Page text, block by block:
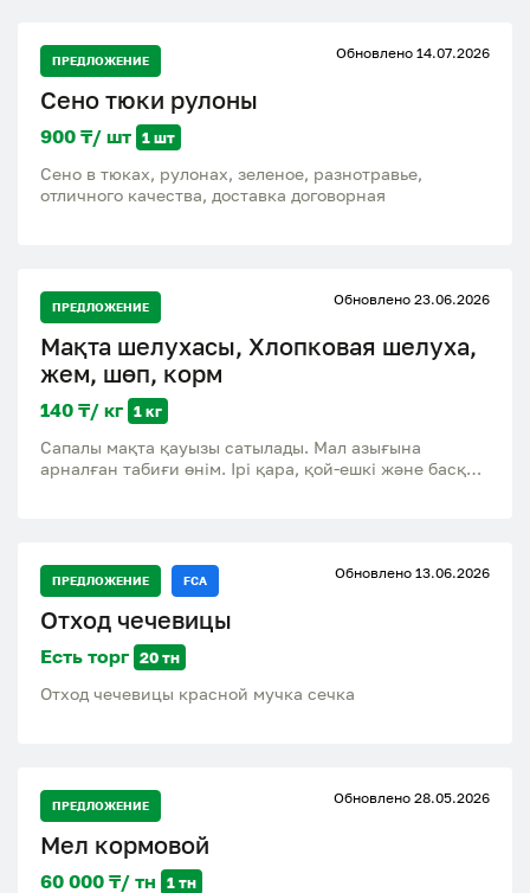
ПРЕДЛОЖЕНИЕ Обновлено 14.07.2026
Сено тюки рулоны
900 ₸/ шт 1 шт
Сено в тюках, рулонах, зеленое, разнотравье,
отличного качества, доставка договорная
ПРЕДЛОЖЕНИЕ Обновлено 23.06.2026
Мақта шелухасы, Хлопковая шелуха,
жем, шөп, корм
140 ₸/ кг 1 кг
Сапалы мақта қауызы сатылады. Мал азығына
арналған табиғи өнім. Ірі қара, қой-ешкі және басқа
ПРЕДЛОЖЕНИЕ FCA Обновлено 13.06.2026
Отход чечевицы
Есть торг 20 тн
Отход чечевицы красной мучка сечка
ПРЕДЛОЖЕНИЕ Обновлено 28.05.2026
Мел кормовой
60 000 ₸/ тн 1 тн